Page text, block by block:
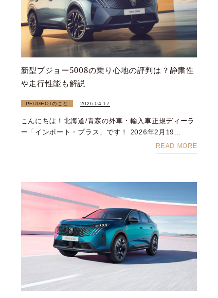
新型プジョー5008の乗り心地の評判は？静粛性
や走行性能も解説
PEUGEOTのこと 2026.04.17
こんにちは！北海道/青森の外車・輸入車正規ディーラ
ー「インポート・プラス」です！ 2026年2月19...
READ MORE